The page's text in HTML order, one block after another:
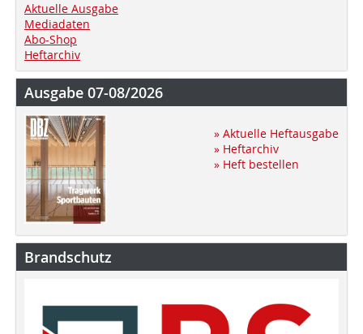
Aktuelle Ausgabe
Mediadaten
Abo-Shop
Heftarchiv
Ausgabe 07-08/2026
» Aktuelle Heftausgabe
» Heftarchiv
» Heft bestellen
Brandschutz